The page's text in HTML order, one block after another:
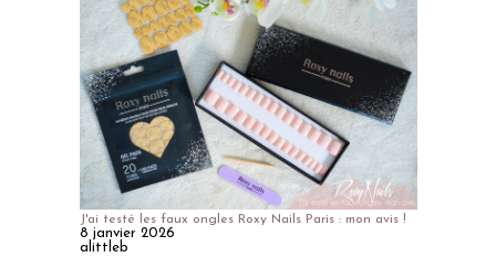
J'ai testé les faux ongles Roxy Nails Paris : mon avis !
8 janvier 2026
alittleb